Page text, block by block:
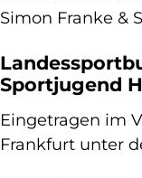
Simon Franke &
Sportjugend
Eingetragen im
Frankfurt unter